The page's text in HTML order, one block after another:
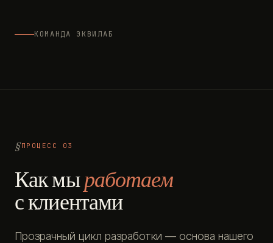
КОМАНДА ЭКВИЛАБ
ПРОЦЕСС 03
Как мыработаем
с клиентами
Прозрачный цикл разработки — основа нашего